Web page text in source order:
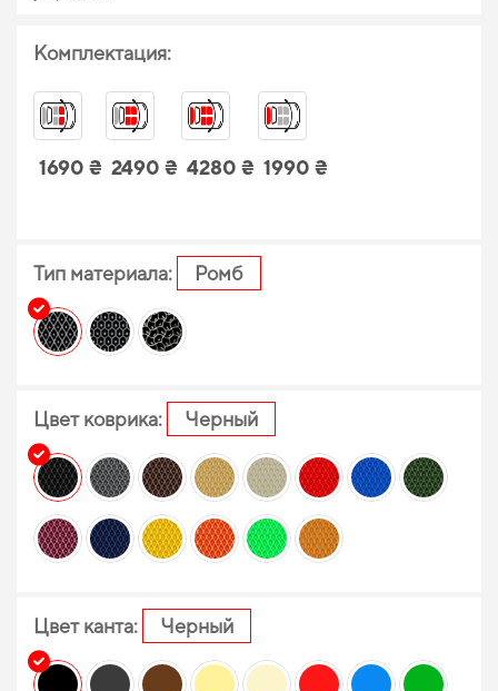
Комплектация:
1690 ₴ 2490 ₴ 4280 ₴ 1990 ₴
Тип материала: Ромб
Цвет коврика: Черный
Цвет канта: Черный